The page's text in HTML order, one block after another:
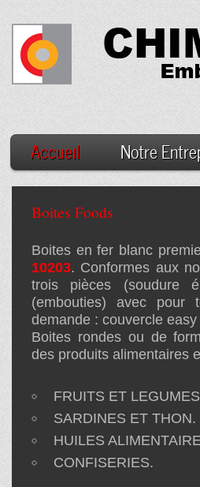
Accueil Notre
Boites Foods
Boites en fer blanc
10203. Conformes aux
trois pièces (soudure
(embouties) avec
demande : couvercle easy
Boites rondes ou de
des produits alimentaires
FRUITS ET
SARDINES ET THON.
HUILES
CONFISERIES.